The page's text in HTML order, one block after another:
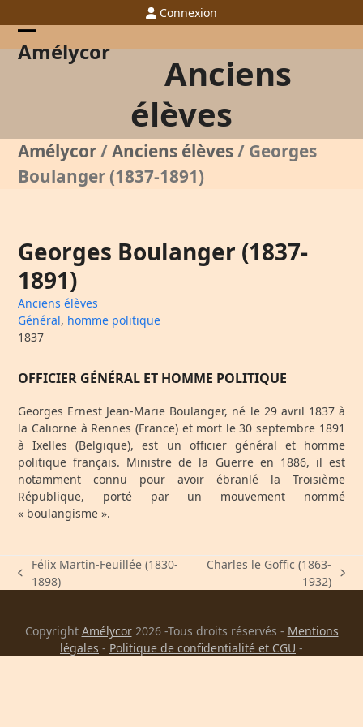
to
content
Connexion
Amélycor
Open
Close
Anciens
élèves
Amélycor/Anciens élèves/ Georges
Boulanger (1837-1891)
Georges Boulanger (1837-
1891)
Anciens élèves
Général, homme politique
1837
OFFICIER GÉNÉRAL ET HOMME POLITIQUE
Georges Ernest Jean-Marie Boulanger, né le 29 avril 1837à
la Caliorne à Rennes (France) et mort le30 septembre 1891
à Ixelles (Belgique), est un officier général et homme
politique français. Ministre de la Guerre en 1886, il est
notamment connu pour avoir ébranlé la Troisième
République, porté par un mouvement nommé
« boulangisme ».
previous
Félix Martin-Feuillée (1830-
1898)
Charles le Goffic (1863-
1932)
Copyright Amélycor2026 -Tous droits réservés - Mentions
légales - Politique de confidentialité et CGU -